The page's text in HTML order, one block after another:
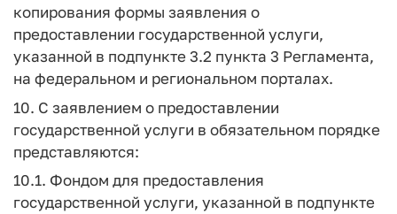
копирования формы заявления о
предоставлении государственной услуги,
указанной в подпункте 3.2 пункта 3 Регламента,
на федеральном и региональном порталах.
10. С заявлением о предоставлении
государственной услуги в обязательном порядке
представляются:
10.1. Фондом для предоставления
государственной услуги, указанной в подпункте